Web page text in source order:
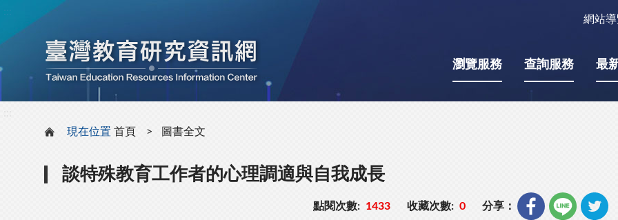
網站導
瀏覽服務 查詢服務 最
現在位置 首頁 圖書全文
談特殊教育工作者的心理調適與自我成長
點閱次數: 1433 收藏次數: 0 分享：